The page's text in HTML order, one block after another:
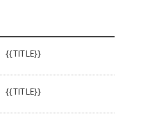
{{TITLE}}
{{TITLE}}